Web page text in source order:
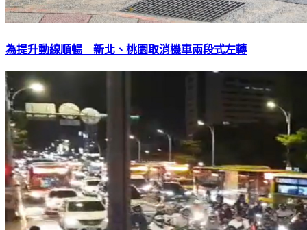
為提升動線順暢 新北、桃園取消機車兩段式左轉